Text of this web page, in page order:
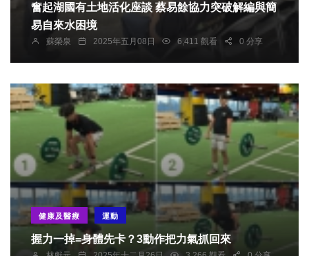
奮起湖國有土地活化座談 蔡易餘協力突破解編與簡
易自來水困境
蘇榮泉 2025年五月08日 6,411 觀看 0 分享
健康及醫療 運動
握力一掉=身體先卡？3動作把力氣抓回來